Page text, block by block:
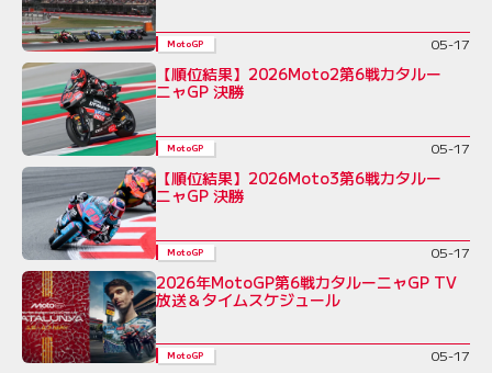
MotoGP 05-17
【順位結果】2026Moto2第6戦カタルー
ニャGP 決勝
MotoGP 05-17
【順位結果】2026Moto3第6戦カタルー
ニャGP 決勝
MotoGP 05-17
2026年MotoGP第6戦カタルーニャGP TV
放送＆タイムスケジュール
MotoGP 05-17